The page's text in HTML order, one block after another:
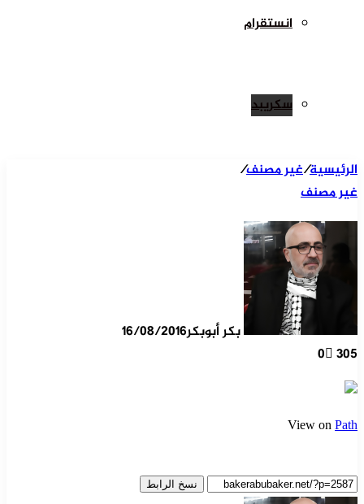
انستقرام
سكريبد
الرئيسية/غير مصنف/
غير مصنف
بكر أبوبكر16/08/2016
0 305
View onPath
نسخ الرابط